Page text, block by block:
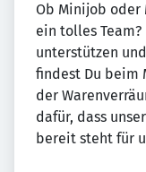
Ob Minijob oder
ein tolles
unterstützen
findest Du beim
der
dafür, dass
bereit steht für